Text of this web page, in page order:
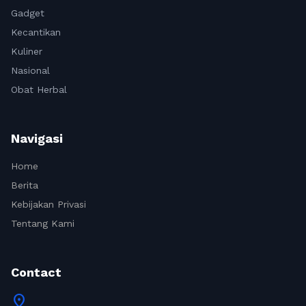
Gadget
Kecantikan
Kuliner
Nasional
Obat Herbal
Navigasi
Home
Berita
Kebijakan Privasi
Tentang Kami
Contact
location_on